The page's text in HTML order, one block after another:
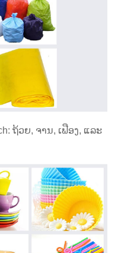
ຖ້ວຍ, ຈານ, ເຟືອງ, ແລະ